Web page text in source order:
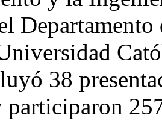
38
participaron